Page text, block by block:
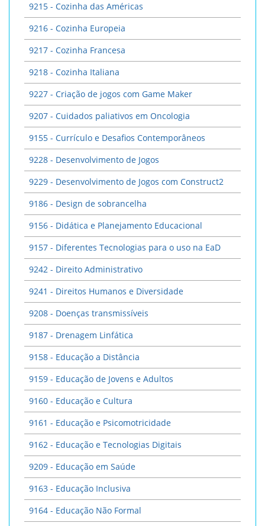
9215 - Cozinha das Américas
9216 - Cozinha Europeia
9217 - Cozinha Francesa
9218 - Cozinha Italiana
9227 - Criação de jogos com Game Maker
9207 - Cuidados paliativos em Oncologia
9155 - Currículo e Desafios Contemporâneos
9228 - Desenvolvimento de Jogos
9229 - Desenvolvimento de Jogos com Construct2
9186 - Design de sobrancelha
9156 - Didática e Planejamento Educacional
9157 - Diferentes Tecnologias para o uso na EaD
9242 - Direito Administrativo
9241 - Direitos Humanos e Diversidade
9208 - Doenças transmissíveis
9187 - Drenagem Linfática
9158 - Educação a Distância
9159 - Educação de Jovens e Adultos
9160 - Educação e Cultura
9161 - Educação e Psicomotricidade
9162 - Educação e Tecnologias Digitais
9209 - Educação em Saúde
9163 - Educação Inclusiva
9164 - Educação Não Formal